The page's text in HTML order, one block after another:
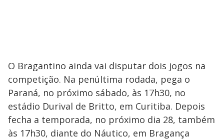
O Bragantino ainda vai disputar dois jogos na
competição. Na penúltima rodada, pega o
Paraná, no próximo sábado, às 17h30, no
estádio Durival de Britto, em Curitiba. Depois
fecha a temporada, no próximo dia 28, também
às 17h30, diante do Náutico, em Bragança